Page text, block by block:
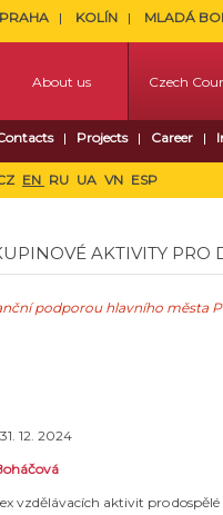
PRAHA KOLÍN MLADÁ
About us Czech
Projects Career
EN RU UA VN ESP
AKTIVITY
podporou hlavního města
12. 2024
vzdělávacích aktivit pro dospělé